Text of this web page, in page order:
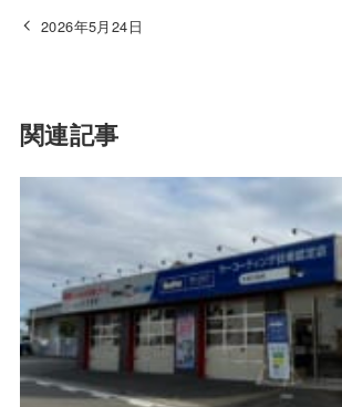
2026年5月24日
関連記事